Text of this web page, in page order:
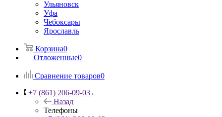
Ульяновск
Уфа
Чебоксары
Ярославль
Корзина0
Отложенные0
Сравнение товаров0
+7 (861) 206-09-03
Назад
Телефоны